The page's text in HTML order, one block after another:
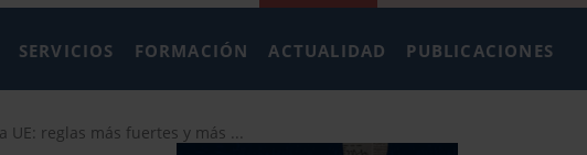
SERVICIOS FORMACIÓN ACTUALIDAD PUBLICACIONES
UE: reglas más fuertes y más ...